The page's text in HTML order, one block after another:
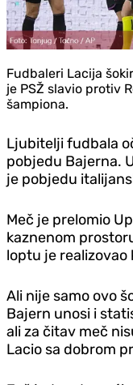
Fudbaleri Lacija
je PSŽ slavio protiv
šampiona.
Ljubitelji fudbala
pobjedu Bajerna.
je pobjedu
Meč je prelomio
kaznenom
loptu je realizovao
Ali nije samo ovo
Bajern unosi i
ali za čitav meč
Lacio sa dobrom